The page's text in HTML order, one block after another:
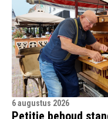
6 augustus 2026
Petitie behoud